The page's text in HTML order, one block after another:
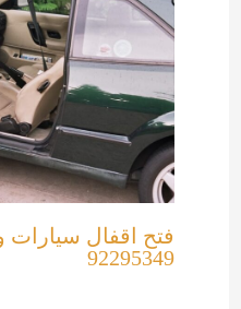
فتح اقفال
92295349